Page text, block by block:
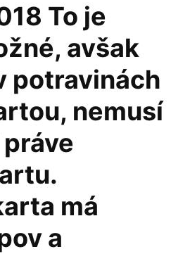
To je
avšak
potravinách
nemusí
má
a